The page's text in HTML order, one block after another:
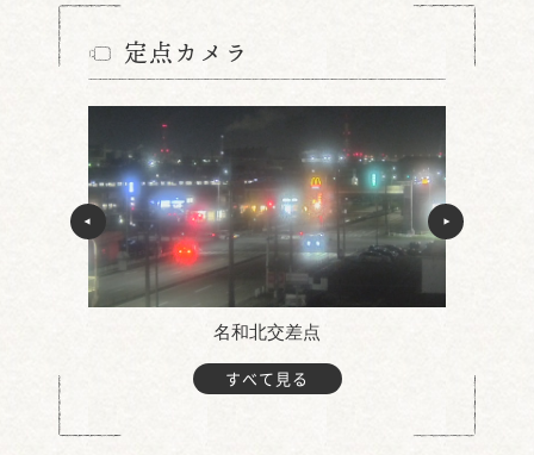
定点カメラ
名和北交差点
すべて見る